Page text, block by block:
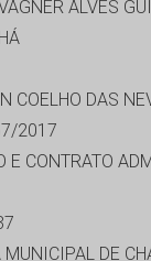
ALVES
COELHO DAS
2017
E CONTRATO
MUNICIPAL DE